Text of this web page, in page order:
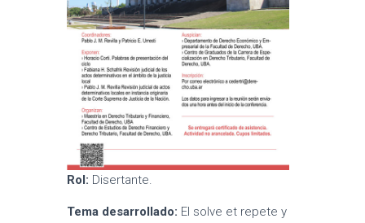
Rol: Disertante.
Tema desarrollado: El solve et repete y